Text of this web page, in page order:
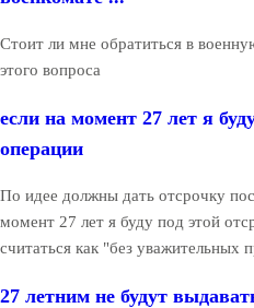
Стоит ли мне обратиться в
этого вопроса
если на момент 27 лет я
операции
По идее должны дать отсрочку
момент 27 лет я буду под этой
считаться как "без уважительных
27 летним не будут